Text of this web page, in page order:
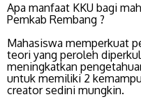
Apa manfaat KKU bagi
Pemkab Rembang ?
Mahasiswa memperkuat
teori yang peroleh
meningkatkan
untuk memiliki 2
creator sedini mungkin.